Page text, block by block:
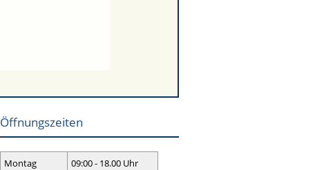
Öffnungszeiten
Montag
09:00 - 18.00 Uhr